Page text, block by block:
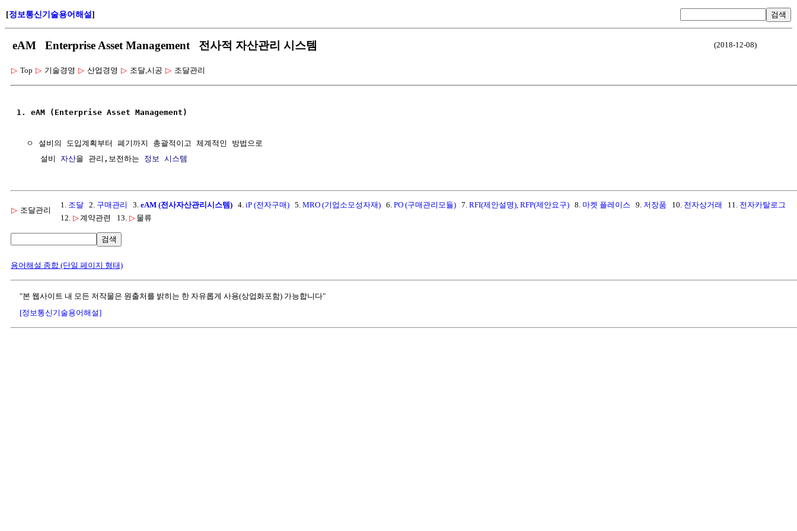
[정보통신기술용어해설] 검색
eAM Enterprise Asset Management 전사적 자산관리 시스템 (2018-12-08)
▷ Top ▷ 기술경영 ▷ 산업경영 ▷ 조달,시공 ▷ 조달관리
1. eAM (Enterprise Asset Management)
  ㅇ 설비의 도입계획부터 폐기까지 총괄적이고 체계적인 방법으로
     설비
자산을 관리,보전하는 정보 시스템
▷ 조달관리
1. 조달 2. 구매관리 3. eAM (전사자산관리시스템) 4. iP (전자구매) 5. MRO (기업소모성자재) 6. PO (구매관리모듈) 7. RFI(제안설명), RFP(제안요구) 8. 마켓 플레이스 9. 저장품 10. 전자상거래 11. 전자카탈로그
12. ▷ 계약관련 13. ▷ 물류
검색
용어해설 종합 (단일 페이지 형태)
"본 웹사이트 내 모든 저작물은 원출처를 밝히는 한 자유롭게 사용(상업화포함) 가능합니다"
[정보통신기술용어해설]